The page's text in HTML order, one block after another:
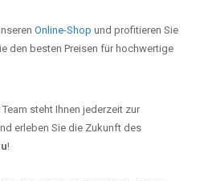
Online-Shop und profitieren Sie
den besten Preisen für hochwertige
steht Ihnen jederzeit zur
erleben Sie die Zukunft des
!